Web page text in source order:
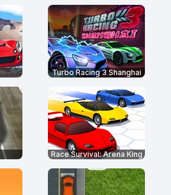
Turbo Racing 3 Shanghai
Race Survival: Arena King